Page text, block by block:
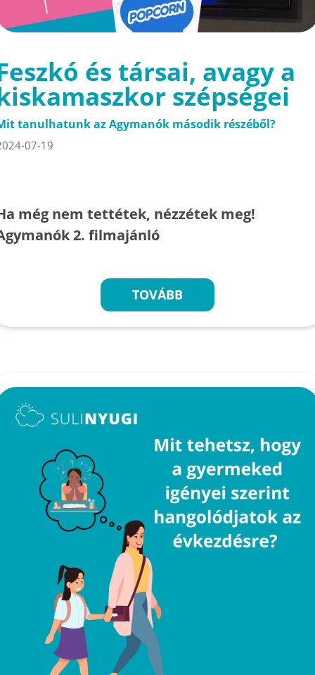
és társai, avagy a
szépségei
tanulhatunk az Agymanók második részéből?
07-19
még nem tettétek, nézzétek meg!
2. filmajánló
TOVÁBB